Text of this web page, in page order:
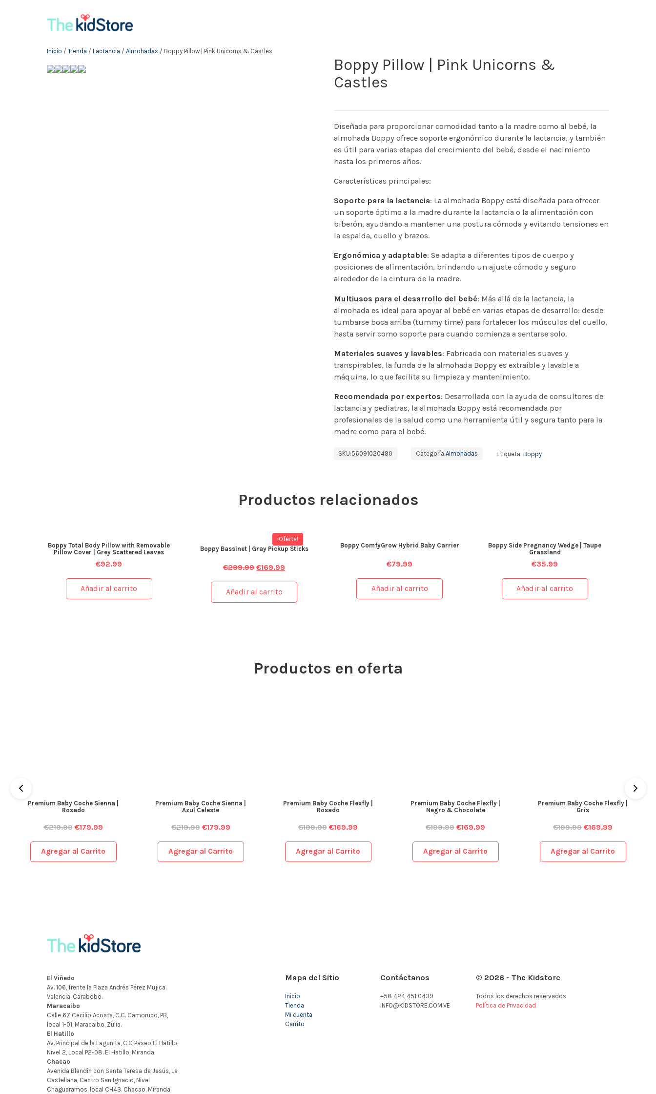
Inicio / Tienda / Lactancia / Almohadas / Boppy Pillow | Pink Unicorns & Castles
Boppy Pillow | Pink Unicorns &
Castles
Diseñada para proporcionar comodidad tanto a la madre como al bebé, la
almohada Boppy ofrece soporte ergonómico durante la lactancia, y también
es útil para varias etapas del crecimiento del bebé, desde el nacimiento
hasta los primeros años.
Características principales:
Soporte para la lactancia: La almohada Boppy está diseñada para ofrecer
un soporte óptimo a la madre durante la lactancia o la alimentación con
biberón, ayudando a mantener una postura cómoda y evitando tensiones en
la espalda, cuello y brazos.
Ergonómica y adaptable: Se adapta a diferentes tipos de cuerpo y
posiciones de alimentación, brindando un ajuste cómodo y seguro
alrededor de la cintura de la madre.
Multiusos para el desarrollo del bebé: Más allá de la lactancia, la
almohada es ideal para apoyar al bebé en varias etapas de desarrollo: desde
tumbarse boca arriba (tummy time) para fortalecer los músculos del cuello,
hasta servir como soporte para cuando comienza a sentarse solo.
Materiales suaves y lavables: Fabricada con materiales suaves y
transpirables, la funda de la almohada Boppy es extraíble y lavable a
máquina, lo que facilita su limpieza y mantenimiento.
Recomendada por expertos: Desarrollada con la ayuda de consultores de
lactancia y pediatras, la almohada Boppy está recomendada por
profesionales de la salud como una herramienta útil y segura tanto para la
madre como para el bebé.
SKU:56091020490 Categoría:Almohadas Etiqueta: Boppy
Productos relacionados
Boppy Total Body Pillow with Removable
Pillow Cover | Grey Scattered Leaves
€92.99
Añadir al carrito
¡Oferta!
Boppy Bassinet | Gray Pickup Sticks
€299.99 €169.99
Añadir al carrito
Boppy ComfyGrow Hybrid Baby Carrier
€79.99
Añadir al carrito
Boppy Side Pregnancy Wedge | Taupe
Grassland
€35.99
Añadir al carrito
Productos en oferta
Premium Baby Coche Sienna |
Rosado
€219.99 €179.99
Agregar al Carrito
Premium Baby Coche Sienna |
Azul Celeste
€219.99 €179.99
Agregar al Carrito
Premium Baby Coche Flexfly |
Rosado
€199.99 €169.99
Agregar al Carrito
Premium Baby Coche Flexfly |
Negro & Chocolate
€199.99 €169.99
Agregar al Carrito
Premium Baby Coche Flexfly |
Gris
€199.99 €169.99
Agregar al Carrito
Mapa del Sitio
Inicio
Tienda
Mi cuenta
Carrito
Contáctanos
+58 424 451 0439
INFO@KIDSTORE.COM.VE
© 2026 - The Kidstore
Todos los derechos reservados
Política de Privacidad